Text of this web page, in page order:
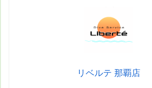
リベルテ 那覇店